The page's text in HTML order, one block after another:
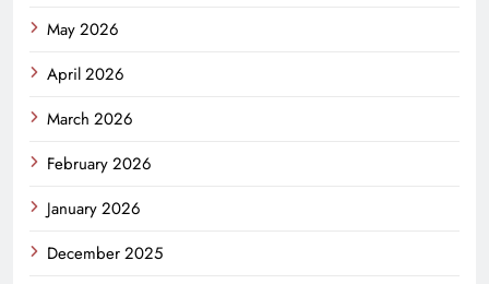
May 2026
April 2026
March 2026
February 2026
January 2026
December 2025